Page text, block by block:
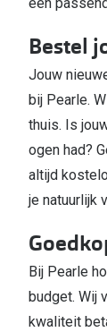
Bestel
Jouw
bij Pearle.
thuis. Is
ogen had?
altijd
je natuurlijk
Bij Pearle
budget. Wij
kwaliteit